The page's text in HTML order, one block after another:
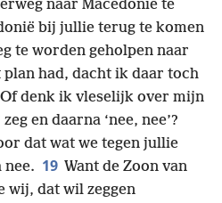
naar Macedonië te
bij jullie terug te komen
te worden geholpen naar
plan had, dacht ik daar toch
denk ik vleselijk over mijn
en daarna ‘nee, nee’?
dat wat we tegen jullie
nee. 19 Want de Zoon van
wij, dat wil zeggen